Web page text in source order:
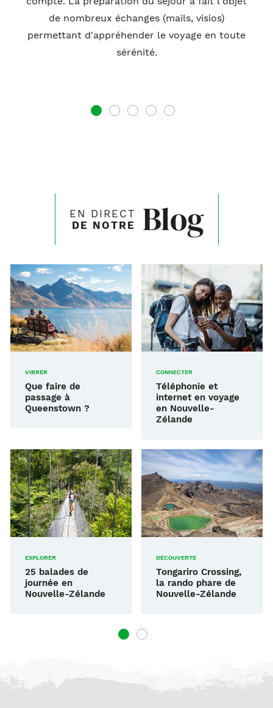
de nombreux échanges (mails, visios)
permettant d'appréhender le voyage en toute
sérénité.
1 2 3 4 5
EN DIRECT
DE NOTRE
Blog
VIBRER
Que faire de
passage à
Queenstown ?
CONNECTER
Téléphonie et
internet en voyage
en Nouvelle-
Zélande
EXPLORER
25 balades de
journée en
Nouvelle-Zélande
DÉCOUVERTE
Tongariro Crossing,
la rando phare de
Nouvelle-Zélande
1 2